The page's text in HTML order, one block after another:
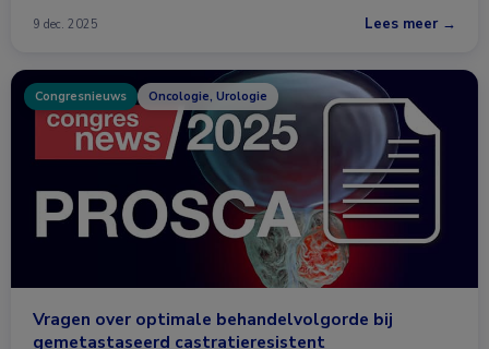
9 dec. 2025 Lees meer →
Congresnieuws Oncologie, Urologie
Vragen over optimale behandelvolgorde bij
gemetastaseerd castratieresistent